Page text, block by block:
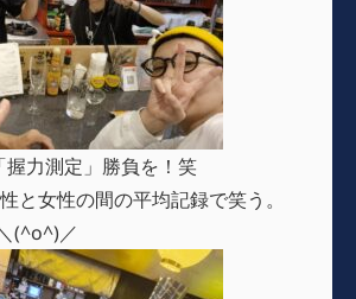
握力測定」勝負を！笑
と女性の間の平均記録で笑う。
(^o^)／